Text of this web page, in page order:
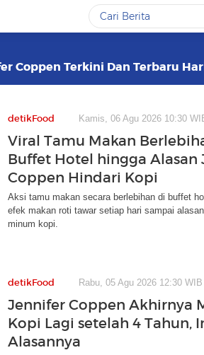
Coppen Terkini Dan Terbaru
detikFood Kamis, 06 Agu 2026 10:30
Viral Tamu Makan
Buffet Hotel hingga Alasan
Coppen Hindari Kopi
Aksi tamu makan secara berlebihan di buffet
efek makan roti tawar setiap hari sampai
minum kopi.
detikFood Rabu, 05 Agu 2026 12:30 WIB
Jennifer Coppen Akhirnya
Kopi Lagi setelah 4 Tahun,
Alasannya